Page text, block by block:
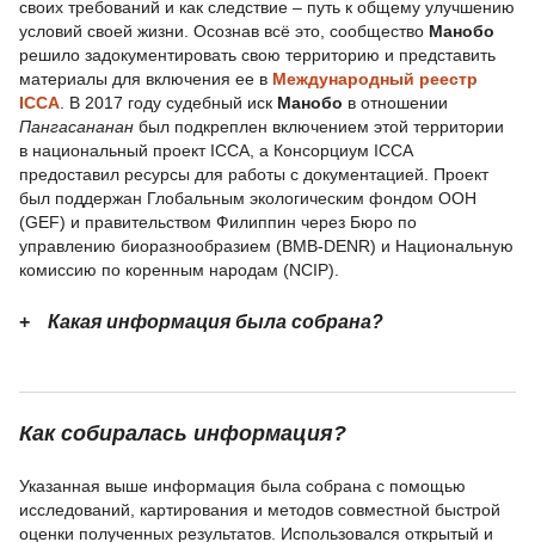
своих требований и как следствие – путь к общему улучшению
условий своей жизни. Осознав всё это, сообщество Манобо
решило задокументировать свою территорию и представить
материалы для включения ее в Международный реестр
ICCA . В 2017 году судебный иск Манобо в отношении
Пангасананан был подкреплен включением этой территории
в национальный проект ICCA, а Консорциум ICCA
предоставил ресурсы для работы с документацией. Проект
был поддержан Глобальным экологическим фондом ООН
(GEF) и правительством Филиппин через Бюро по
управлению биоразнообразием (BMB-DENR) и Национальную
комиссию по коренным народам (NCIP).
Какая информация была собрана?
Как собиралась информация?
Указанная выше информация была собрана с помощью
исследований, картирования и методов совместной быстрой
оценки полученных результатов. Использовался открытый и